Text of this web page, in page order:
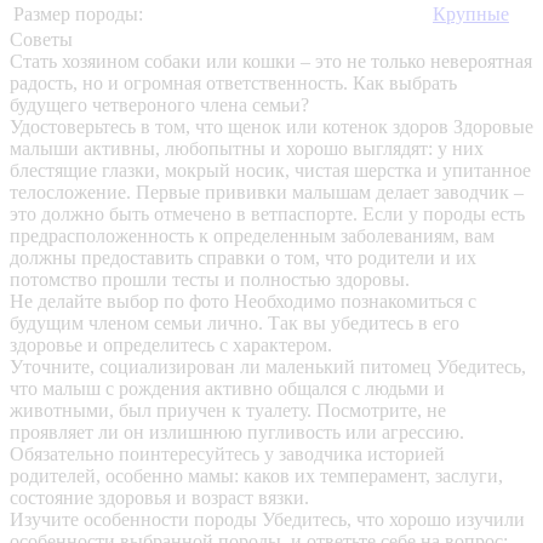
Размер породы:
Крупные
Советы
Стать хозяином собаки или кошки – это не только невероятная
радость, но и огромная ответственность. Как выбрать
будущего четвероного члена семьи?
Удостоверьтесь в том, что щенок или котенок здоров Здоровые
малыши активны, любопытны и хорошо выглядят: у них
блестящие глазки, мокрый носик, чистая шерстка и упитанное
телосложение. Первые прививки малышам делает заводчик –
это должно быть отмечено в ветпаспорте. Если у породы есть
предрасположенность к определенным заболеваниям, вам
должны предоставить справки о том, что родители и их
потомство прошли тесты и полностью здоровы.
Не делайте выбор по фото Необходимо познакомиться с
будущим членом семьи лично. Так вы убедитесь в его
здоровье и определитесь с характером.
Уточните, социализирован ли маленький питомец Убедитесь,
что малыш с рождения активно общался с людьми и
животными, был приучен к туалету. Посмотрите, не
проявляет ли он излишнюю пугливость или агрессию.
Обязательно поинтересуйтесь у заводчика историей
родителей, особенно мамы: каков их темперамент, заслуги,
состояние здоровья и возраст вязки.
Изучите особенности породы Убедитесь, что хорошо изучили